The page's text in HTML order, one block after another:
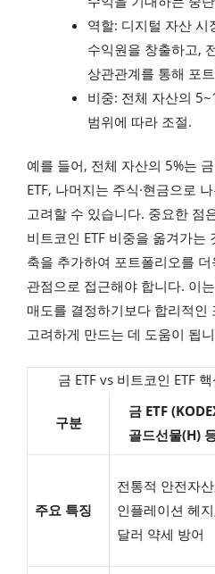
역할: 디지털 자산 시
수익원을 창출하고,
상관관계를 통해 포
비중: 전체 자산의
범위에 따라 조절.
예를 들어, 전체 자산의 5%는
ETF, 나머지는 주식·현금으로
고려할 수 있습니다. 중요한 점
비트코인 ETF 비중을 옮겨가는
축을 추가하여 포트폴리오를
관점으로 접근해야 합니다. 이
매도를 결정하기보다 합리적인
고려하게 만드는 데 도움이 됩
금 ETF vs 비트코인 ETF
구분
금 ETF
골드선물(H)
주요 특징
전통적 안전자
인플레이션 헤
달러 약세 방어